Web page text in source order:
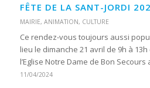
FÊTE DE LA SANT-JORDI
MAIRIE, ANIMATION, CULTURE
Ce rendez-vous toujours aussi
lieu le dimanche 21 avril de 9h à
l’Eglise Notre Dame de Bon Secours
11/04/2024